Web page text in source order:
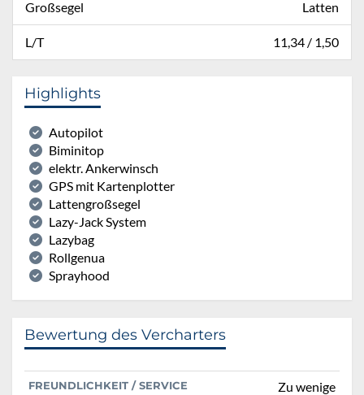
Großsegel Latten
L/T 11,34 / 1,50
Highlights
Autopilot
Biminitop
elektr. Ankerwinsch
GPS mit Kartenplotter
Lattengroßsegel
Lazy-Jack System
Lazybag
Rollgenua
Sprayhood
Bewertung des Vercharters
FREUNDLICHKEIT / SERVICE Zu wenige